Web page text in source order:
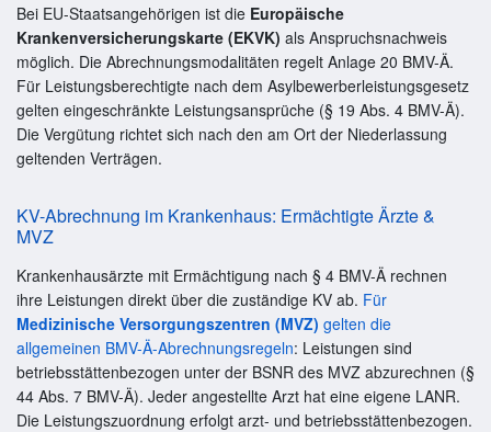
Bei EU-Staatsangehörigen ist die Europäische
Krankenversicherungskarte (EKVK) als Anspruchsnachweis
möglich. Die Abrechnungsmodalitäten regelt Anlage 20 BMV-Ä.
Für Leistungsberechtigte nach dem Asylbewerberleistungsgesetz
gelten eingeschränkte Leistungsansprüche (§ 19 Abs. 4 BMV-Ä).
Die Vergütung richtet sich nach den am Ort der Niederlassung
geltenden Verträgen.
KV-Abrechnung im Krankenhaus: Ermächtigte Ärzte &
MVZ
Krankenhausärzte mit Ermächtigung nach § 4 BMV-Ä rechnen
ihre Leistungen direkt über die zuständige KV ab. Für
Medizinische Versorgungszentren (MVZ) gelten die
allgemeinen BMV-Ä-Abrechnungsregeln: Leistungen sind
betriebsstättenbezogen unter der BSNR des MVZ abzurechnen (§
44 Abs. 7 BMV-Ä). Jeder angestellte Arzt hat eine eigene LANR.
Die Leistungszuordnung erfolgt arzt- und betriebsstättenbezogen.